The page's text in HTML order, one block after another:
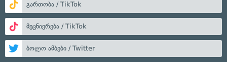
გართობა / TikTok
მეცნიერება / TikTok
ბოლო ამბები / Twitter